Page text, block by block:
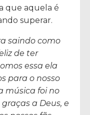
que aquela é
superar.
saindo como
de ter
essa ela
para o nosso
música foi no
a Deus, e